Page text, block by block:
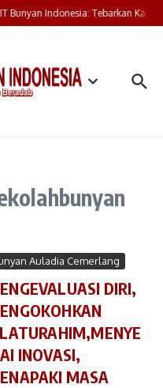
Bunyan Indonesia: Tebarkan
Auladia Cemerlang
DIRI,
INOVASI,
MASA